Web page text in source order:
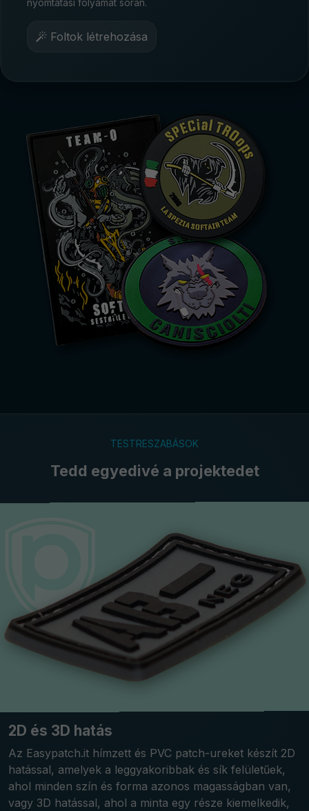
nyomtatási folyamat során.
Foltok létrehozása
TESTRESZABÁSOK
Tedd egyedivé a projektedet
2D és 3D hatás
Az Easypatch.it hímzett és PVC patch-ureket készít 2D
hatással, amelyek a leggyakoribbak és sík felületűek,
ahol minden szín és forma azonos magasságban van,
vagy 3D hatással, ahol a minta egy része kiemelkedik,